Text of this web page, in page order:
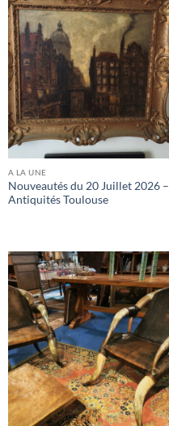
A LA UNE
Nouveautés du 20 Juillet 2026 –
Antiquités Toulouse